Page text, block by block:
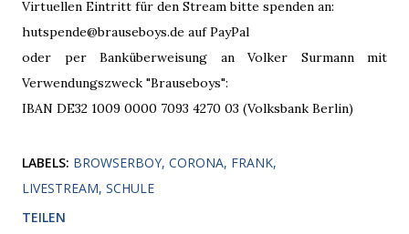
Virtuellen Eintritt für den Stream bitte spenden an:
hutspende@brauseboys.de auf PayPal
oder per Banküberweisung an Volker Surmann mit
Verwendungszweck "Brauseboys":
IBAN DE32 1009 0000 7093 4270 03 (Volksbank Berlin)
LABELS: BROWSERBOY CORONA FRANK
LIVESTREAM SCHULE
TEILEN